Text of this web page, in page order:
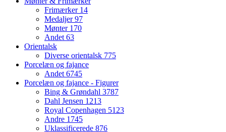
Frimærker 14
Medaljer97
Mønter 170
Andet63
Orientalsk
Diverse orientalsk 775
Porcelæn og fajance
Andet6745
Porcelæn og fajance - Figurer
Bing & Grøndahl 3787
Dahl Jensen 1213
Royal Copenhagen 5123
Andre 1745
Uklassificerede 876